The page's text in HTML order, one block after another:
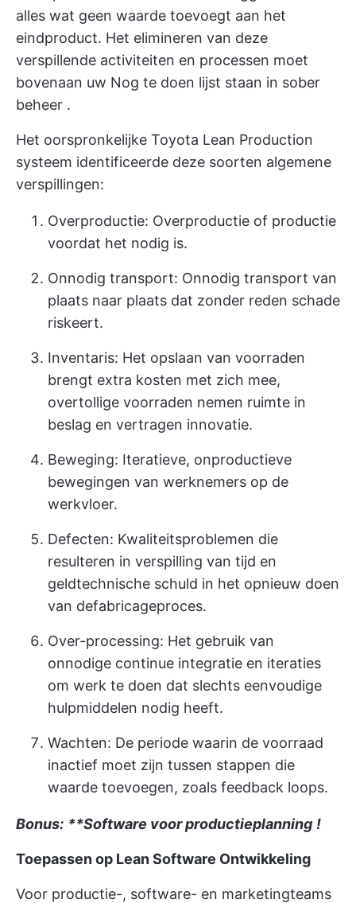
alles wat geen waarde toevoegt aan het
eindproduct. Het elimineren van deze
verspillende activiteiten en processen moet
bovenaan uw Nog te doen lijst staan in sober
beheer .
Het oorspronkelijke Toyota Lean Production
systeem identificeerde deze soorten algemene
verspillingen:
Overproductie: Overproductie of productie
voordat het nodig is.
Onnodig transport: Onnodig transport van
plaats naar plaats dat zonder reden schade
riskeert.
Inventaris: Het opslaan van voorraden
brengt extra kosten met zich mee,
overtollige voorraden nemen ruimte in
beslag en vertragen innovatie.
Beweging: Iteratieve, onproductieve
bewegingen van werknemers op de
werkvloer.
Defecten: Kwaliteitsproblemen die
resulteren in verspilling van tijd en
geldtechnische schuld in het opnieuw doen
van defabricageproces.
Over-processing: Het gebruik van
onnodige continue integratie en iteraties
om werk te doen dat slechts eenvoudige
hulpmiddelen nodig heeft.
Wachten: De periode waarin de voorraad
inactief moet zijn tussen stappen die
waarde toevoegen, zoals feedback loops.
Bonus: **Software voor productieplanning !
Toepassen op Lean Software Ontwikkeling
Voor productie-, software- en marketingteams